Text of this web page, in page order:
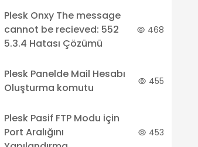
Plesk Onxy The message
cannot be recieved: 552
5.3.4 Hatası Çözümü
468
Plesk Panelde Mail Hesabı
Oluşturma komutu
455
Plesk Pasif FTP Modu için
Port Aralığını
453